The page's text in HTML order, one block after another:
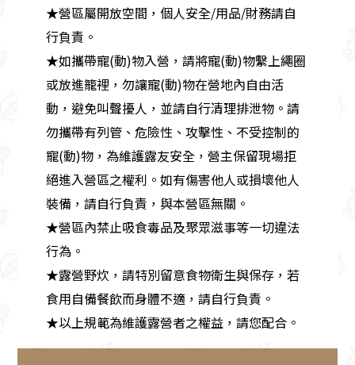
★營區屬開放空間，個人安全/用品/財務請自
行負責。
★如攜帶寵(動)物入營，請將寵(動)物繫上繩圈
或放進籠裡，勿讓寵(動)物在營地內自由活
動，避免叫聲擾人，並請自行清理排泄物。請
勿攜帶有列管、危險性、攻擊性、不受控制的
寵(動)物，為維護露友安全，營主保留現場拒
絕進入營區之權利。如有傷害他人或損壞他人
裝備，請自行負責，與本營區無關。
★營區內禁止吸食毒品及聚眾滋事等一切違法
行為。
★露營野炊，請特別留意食物衛生與保存，若
食用自備餐飲而身體不適，請自行負責。
★以上規範為維護露營者之權益，請您配合。